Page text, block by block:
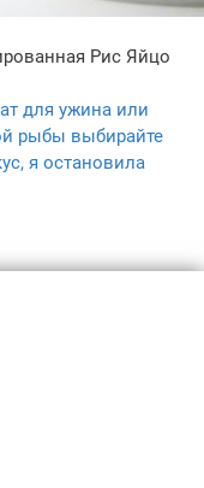
Рис Яйцо
для ужина или
рыбы выбирайте
я остановила